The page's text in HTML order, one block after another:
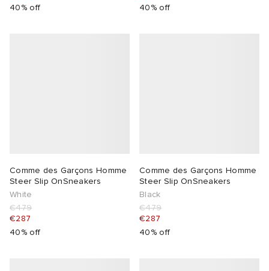
40% off
40% off
Comme des Garçons Homme
Steer Slip OnSneakers
White
€479
€287
40% off
Comme des Garçons Homme
Steer Slip OnSneakers
Black
€479
€287
40% off